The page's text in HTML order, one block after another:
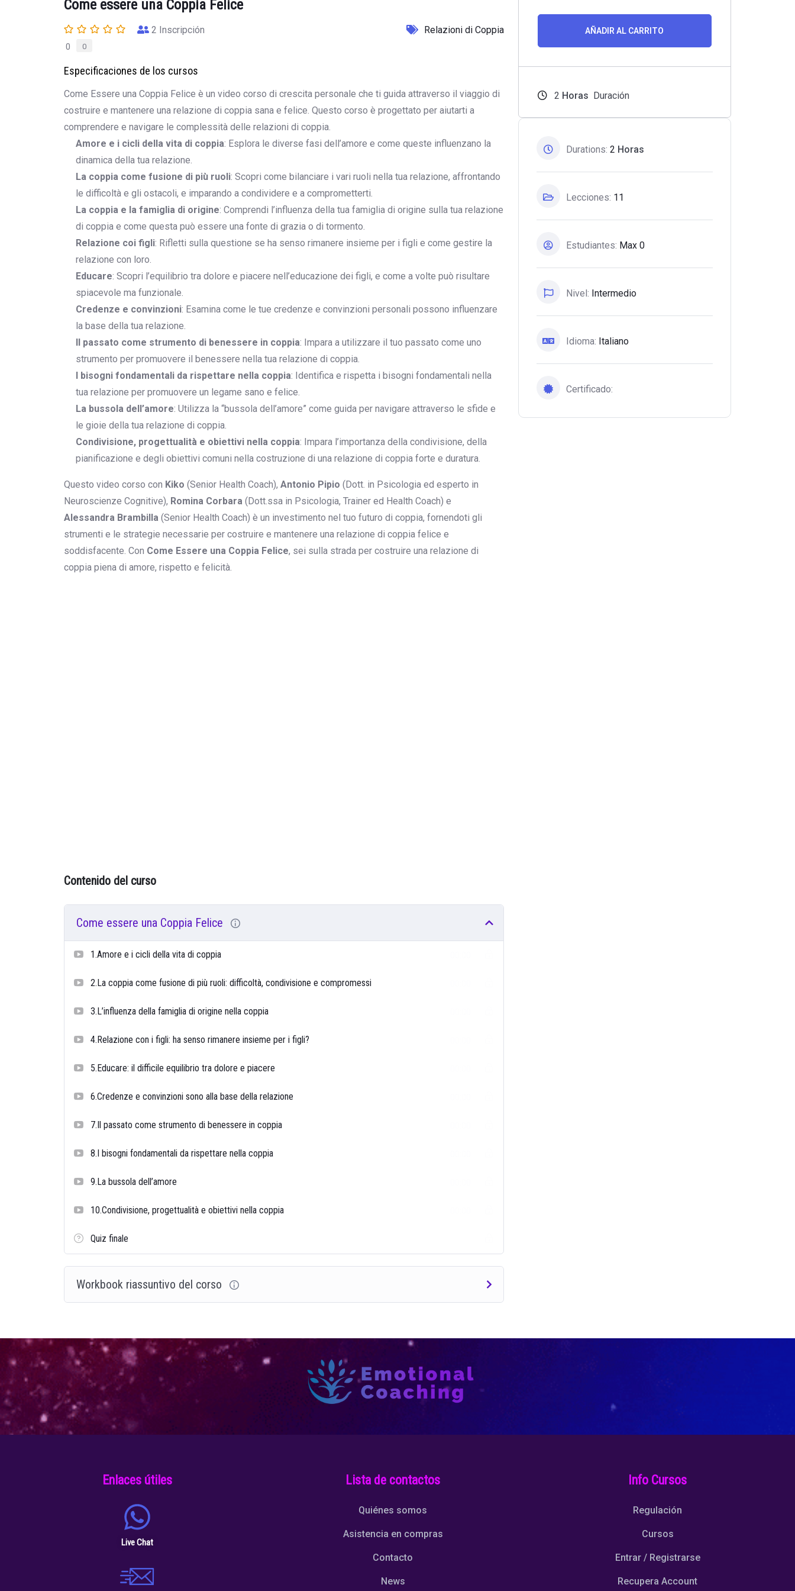
Come essere una Coppia Felice
0 0
2 Inscripción Relazioni di Coppia
Especificaciones de los cursos
Come Essere una Coppia Felice è un video corso di crescita personale che ti guida attraverso il viaggio di
costruire e mantenere una relazione di coppia sana e felice. Questo corso è progettato per aiutarti a
comprendere e navigare le complessità delle relazioni di coppia.
Amore e i cicli della vita di coppia: Esplora le diverse fasi dell’amore e come queste influenzano la
dinamica della tua relazione.
La coppia come fusione di più ruoli: Scopri come bilanciare i vari ruoli nella tua relazione, affrontando
le difficoltà e gli ostacoli, e imparando a condividere e a comprometterti.
La coppia e la famiglia di origine: Comprendi l’influenza della tua famiglia di origine sulla tua relazione
di coppia e come questa può essere una fonte di grazia o di tormento.
Relazione coi figli: Rifletti sulla questione se ha senso rimanere insieme per i figli e come gestire la
relazione con loro.
Educare: Scopri l’equilibrio tra dolore e piacere nell’educazione dei figli, e come a volte può risultare
spiacevole ma funzionale.
Credenze e convinzioni: Esamina come le tue credenze e convinzioni personali possono influenzare
la base della tua relazione.
Il passato come strumento di benessere in coppia: Impara a utilizzare il tuo passato come uno
strumento per promuovere il benessere nella tua relazione di coppia.
I bisogni fondamentali da rispettare nella coppia: Identifica e rispetta i bisogni fondamentali nella
tua relazione per promuovere un legame sano e felice.
La bussola dell’amore: Utilizza la “bussola dell’amore” come guida per navigare attraverso le sfide e
le gioie della tua relazione di coppia.
Condivisione, progettualità e obiettivi nella coppia: Impara l’importanza della condivisione, della
pianificazione e degli obiettivi comuni nella costruzione di una relazione di coppia forte e duratura.
Questo video corso con Kiko (Senior Health Coach), Antonio Pipio (Dott. in Psicologia ed esperto in
Neuroscienze Cognitive), Romina Corbara (Dott.ssa in Psicologia, Trainer ed Health Coach) e
Alessandra Brambilla (Senior Health Coach) è un investimento nel tuo futuro di coppia, fornendoti gli
strumenti e le strategie necessarie per costruire e mantenere una relazione di coppia felice e
soddisfacente. Con Come Essere una Coppia Felice, sei sulla strada per costruire una relazione di
coppia piena di amore, rispetto e felicità.
Contenido del curso
Come essere una Coppia Felice
1.Amore e i cicli della vita di coppia
2.La coppia come fusione di più ruoli: difficoltà, condivisione e compromessi
3.L’influenza della famiglia di origine nella coppia
4.Relazione con i figli: ha senso rimanere insieme per i figli?
5.Educare: il difficile equilibrio tra dolore e piacere
6.Credenze e convinzioni sono alla base della relazione
7.Il passato come strumento di benessere in coppia
8.I bisogni fondamentali da rispettare nella coppia
9.La bussola dell’amore
10.Condivisione, progettualità e obiettivi nella coppia
Quiz finale
Workbook riassuntivo del corso
AÑADIR AL CARRITO
2 Horas Duración
Durations: 2 Horas
Lecciones: 11
Estudiantes: Max 0
Nivel: Intermedio
Idioma: Italiano
Certificado:
Enlaces útiles
Live Chat
Lista de contactos
Quiénes somos
Asistencia en compras
Contacto
News
Info Cursos
Regulación
Cursos
Entrar / Registrarse
Recupera Account